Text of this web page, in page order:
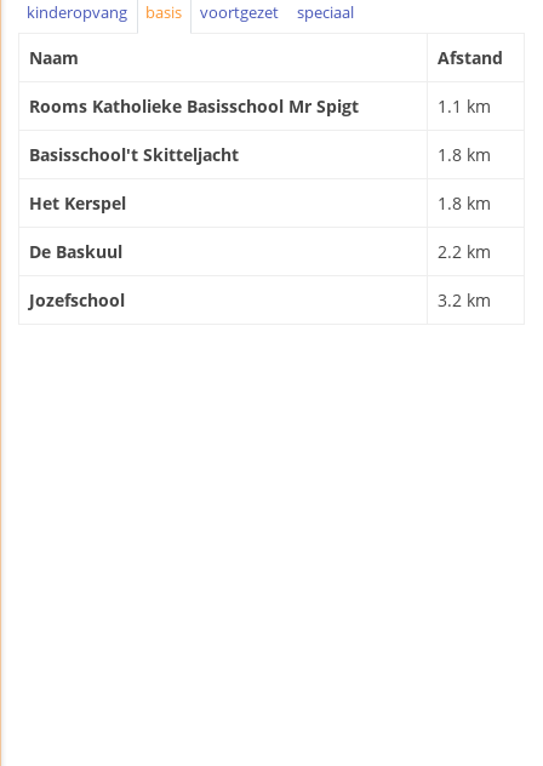
kinderopvang basis voortgezet speciaal
Naam Afstand
Rooms Katholieke Basisschool Mr Spigt 1.1 km
Basisschool't Skitteljacht 1.8 km
Het Kerspel 1.8 km
De Baskuul 2.2 km
Jozefschool 3.2 km